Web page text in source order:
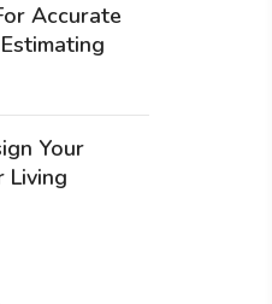
Accurate
Your
Living